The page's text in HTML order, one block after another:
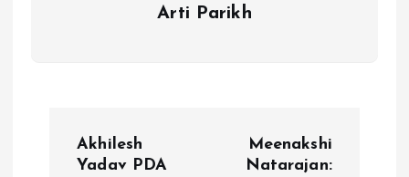
Arti Parikh
Akhilesh
Yadav PDA
Meenakshi
Natarajan: